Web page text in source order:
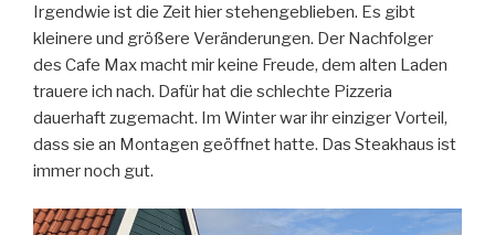
Irgendwie ist die Zeit hier stehengeblieben. Es gibt
kleinere und größere Veränderungen. Der Nachfolger
des Cafe Max macht mir keine Freude, dem alten Laden
trauere ich nach. Dafür hat die schlechte Pizzeria
dauerhaft zugemacht. Im Winter war ihr einziger Vorteil,
dass sie an Montagen geöffnet hatte. Das Steakhaus ist
immer noch gut.